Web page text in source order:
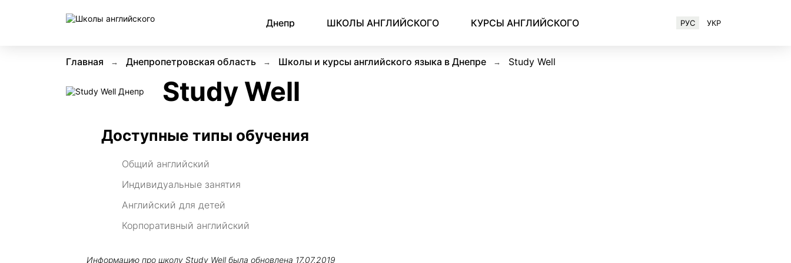
РУС УКР
Днепр ШКОЛЫ АНГЛИЙСКОГО КУРСЫ АНГЛИЙСКОГО
Главная Днепропетровская область Школы и курсы английского языка в Днепре Study Well
Study Well
Доступные типы обучения
Общий английский
Индивидуальные занятия
Английский для детей
Корпоративный английский
Информацию про школу Study Well была обновлена 17.07.2019